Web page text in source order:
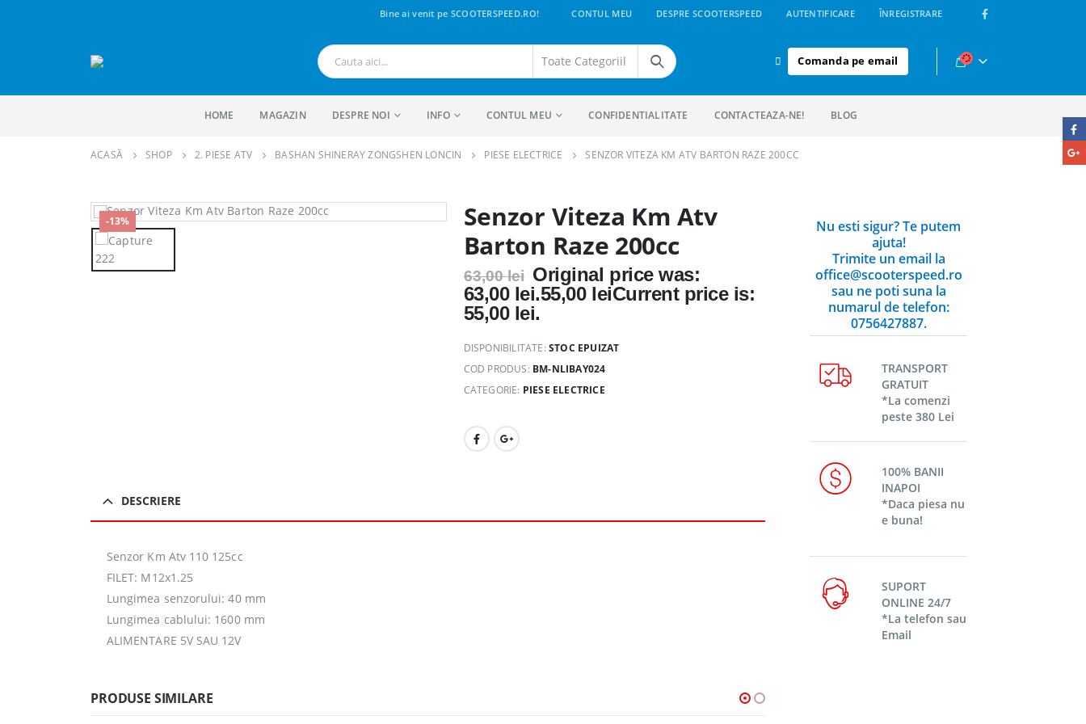
Bine ai venit pe SCOOTERSPEED.RO! CONTUL MEU DESPRE SCOOTERSPEED AUTENTIFICARE ÎNREGISTRARE
Comanda pe email
HOME MAGAZIN DESPRE NOI INFO CONTUL MEU CONFIDENTIALITATE CONTACTEAZA-NE! BLOG
ACASĂ SHOP 2. PIESE ATV BASHAN SHINERAY ZONGSHEN LONCIN PIESE ELECTRICE SENZOR VITEZA KM ATV BARTON RAZE 200CC
-13%
Senzor Viteza Km Atv
Barton Raze 200cc
63,00lei Original price was:
63,00 lei.55,00 leiCurrent price is:
55,00 lei.
DISPONIBILITATE:STOC EPUIZAT
COD PRODUS: BM-NLIBAY024
CATEGORIE: PIESE ELECTRICE
DESCRIERE
Senzor Km Atv 110 125cc
FILET: M12x1.25
Lungimea senzorului: 40 mm
Lungimea cablului: 1600 mm
ALIMENTARE 5V SAU 12V
PRODUSE SIMILARE
Nu esti sigur? Te putem
ajuta!
Trimite un email la
office@scooterspeed.ro
sau ne poti suna la
numarul de telefon:
0756427887.
TRANSPORT
GRATUIT
*La comenzi
peste 380 Lei
100% BANII
INAPOI
*Daca piesa nu
e buna!
SUPORT
ONLINE 24/7
*La telefon sau
Email